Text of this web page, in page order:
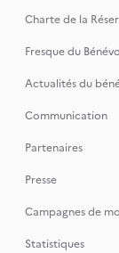
Charte de la
Fresque du
Actualités du
Communication
Partenaires
Presse
Campagnes de
Statistiques